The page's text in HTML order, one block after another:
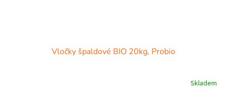
Vločky špaldové BIO 20kg, Probio
Skladem